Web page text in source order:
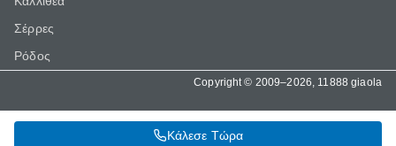
Κάλεσε Τώρα
Σέρρες
Ρόδος
Copyright © 2009–2026, 11888 giaola